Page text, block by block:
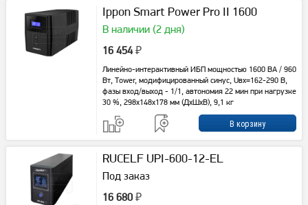
Ippon Smart Power Pro II 1600
В наличии (2 дня)
16 454 ₽
Линейно-интерактивный ИБП мощностью 1600 ВА / 960
Вт, Tower, модифицированный синус, Uвх=162-290 В,
фазы вход/выход - 1/1, автономия 22 мин при нагрузке
30 %, 298х148х178 мм (ДхШхВ), 9,1 кг
RUCELF UPI-600-12-EL
Под заказ
16 680 ₽